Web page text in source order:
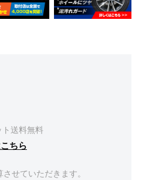
ト送料無料
ちら
せていただきます。